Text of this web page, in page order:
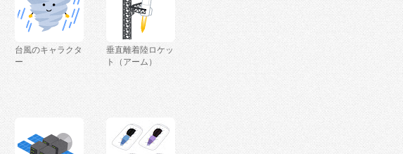
台風のキャラクタ
ー
垂直離着陸ロケッ
ト（アーム）